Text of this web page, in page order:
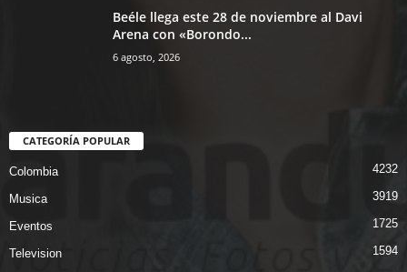
Beéle llega este 28 de noviembre al Davi
Arena con «Borondo...
6 agosto, 2026
CATEGORÍA POPULAR
Colombia 4232
Musica 3919
Eventos 1725
Television
1594